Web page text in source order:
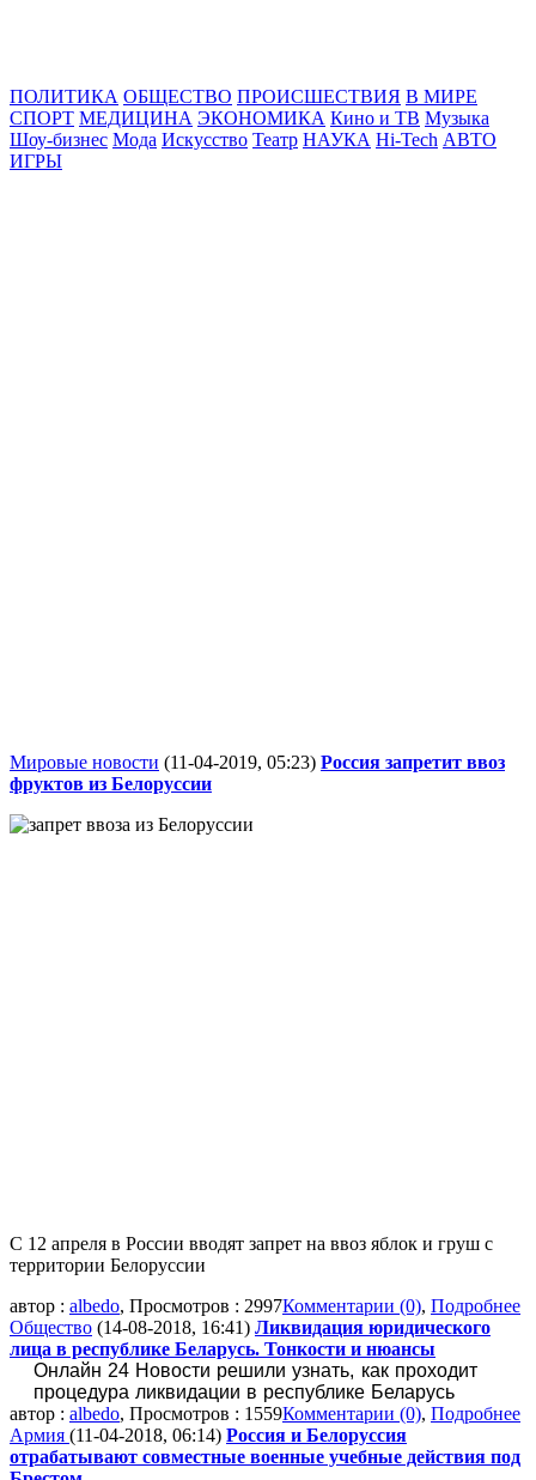
ПОЛИТИКА ОБЩЕСТВО ПРОИСШЕСТВИЯ В МИРЕ
СПОРТ МЕДИЦИНА ЭКОНОМИКА Кино и ТВ Музыка
Шоу-бизнес Мода Искусство Театр НАУКА Hi-Tech АВТО
ИГРЫ
Мировые новости (11-04-2019, 05:23) Россия запретит ввоз
фруктов из Белоруссии
С 12 апреля в России вводят запрет на ввоз яблок и груш с
территории Белоруссии
автор : albedo, Просмотров : 2997Комментарии (0), Подробнее
Общество (14-08-2018, 16:41) Ликвидация юридического
лица в республике Беларусь. Тонкости и нюансы
Онлайн 24 Новости решили узнать, как проходит
процедура ликвидации в республике Беларусь
автор : albedo, Просмотров : 1559Комментарии (0), Подробнее
Армия (11-04-2018, 06:14) Россия и Белоруссия
отрабатывают совместные военные учебные действия под